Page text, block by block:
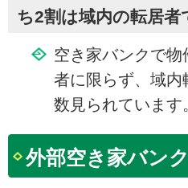
ち2割は域内の転居者
空き家バンクで
者に限らず、域内
数見られています
外部空き家バン